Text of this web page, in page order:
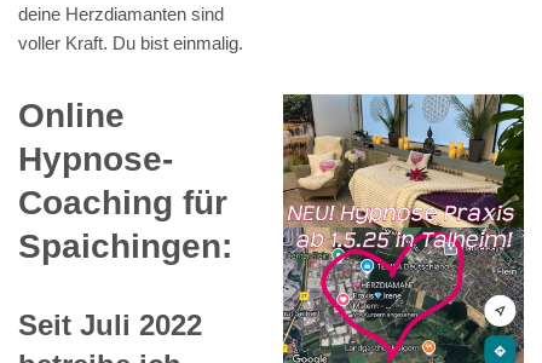
deine Herzdiamanten sind
voller Kraft. Du bist einmalig.
Online
Hypnose-
Coaching für
Spaichingen:
Seit Juli 2022